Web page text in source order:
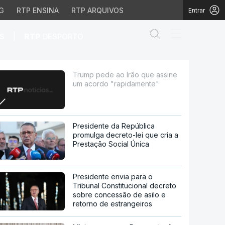
RTP ENSINA RTP ARQUIVOS Entrar
"rapidamente"
Trump pede ao Irão que assine
um acordo "rapidamente"
Presidente da República
promulga decreto-lei que cria a
Prestação Social Única
Presidente envia para o
Tribunal Constitucional decreto
sobre concessão de asilo e
retorno de estrangeiros